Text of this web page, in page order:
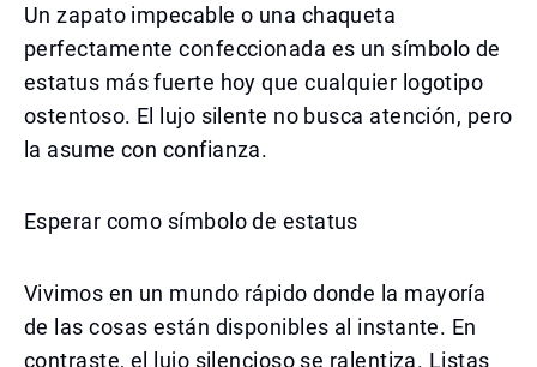
Un zapato impecable o una chaqueta
perfectamente confeccionada es un símbolo de
estatus más fuerte hoy que cualquier logotipo
ostentoso. El lujo silente no busca atención, pero
la asume con confianza.
Esperar como símbolo de estatus
Vivimos en un mundo rápido donde la mayoría
de las cosas están disponibles al instante. En
contraste, el lujo silencioso se ralentiza. Listas